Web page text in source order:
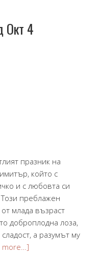
Окт 4
празник на
който с
и с любовта си
преблажен
млада възраст
доброплодна лоза,
а разумът му
more…]